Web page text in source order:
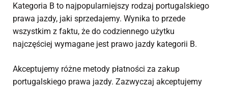
Kategoria B to najpopularniejszy rodzaj portugalskiego
prawa jazdy, jaki sprzedajemy. Wynika to przede
wszystkim z faktu, że do codziennego użytku
najczęściej wymagane jest prawo jazdy kategorii B.
Akceptujemy różne metody płatności za zakup
portugalskiego prawa jazdy. Zazwyczaj akceptujemy